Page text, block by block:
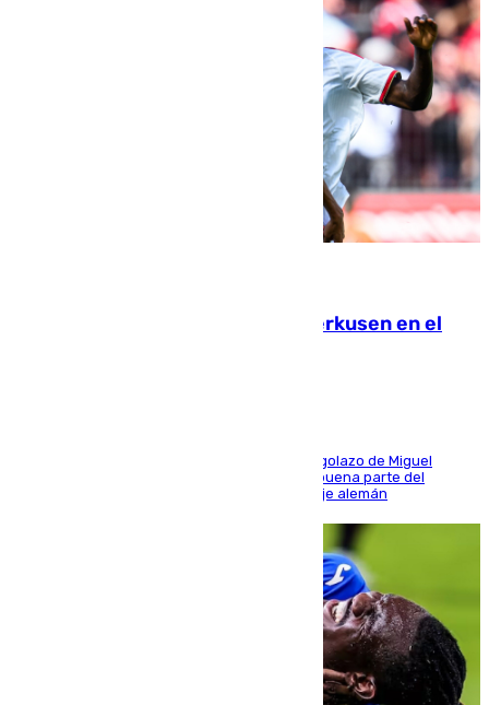
El Sevilla se desinfla ante el Leverkusen en el
El conjunto de Luis García se adelantó con un golazo de Miguel
Sierra y ofreció buenas sensaciones durante buena parte del
encuentro, pero acabó cediendo ante el empuje alemán